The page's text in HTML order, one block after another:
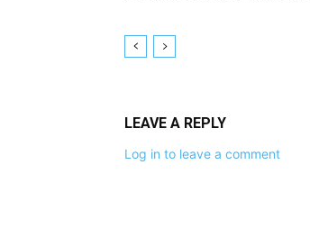
LEAVE A REPLY
Log in to leave a comment